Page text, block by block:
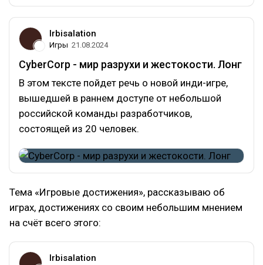
Irbisalation
Игры 21.08.2024
CyberCorp - мир разрухи и жестокости. Лонг
В этом тексте пойдет речь о новой инди-игре,
вышедшей в раннем доступе от небольшой
российской команды разработчиков,
состоящей из 20 человек.
Тема «Игровые достижения», рассказываю об
играх, достижениях со своим небольшим мнением
на счёт всего этого:
Irbisalation